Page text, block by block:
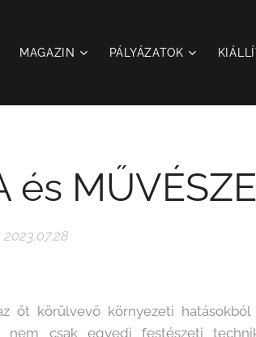
MAGAZIN PÁLYÁZATOK
és
2023.07.28
őt körülvevő környezeti
nem csak egyedi festészeti